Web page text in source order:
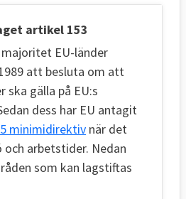
artikel 153
EU-länder
att besluta om att
ska gälla på EU:s
dess har EU antagit
minimidirektiv när det
arbetstider. Nedan
som kan lagstiftas